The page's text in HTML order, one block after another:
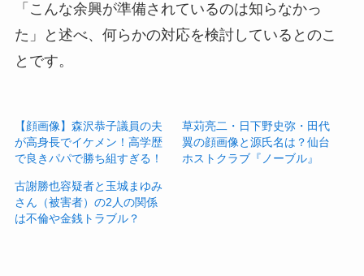
「こんな余興が準備されているのは知らなかっ
た」と述べ、何らかの対応を検討しているとのこ
とです。
【顔画像】森沢恭子議員の夫
が高身長でイケメン！高学歴
で良きパパで勝ち組すぎる！
草苅亮二・日下野史弥・田代
翼の顔画像と源氏名は？仙台
ホストクラブ『ノーブル』
古謝勝也容疑者と玉城まゆみ
さん（被害者）の2人の関係
は不倫や金銭トラブル？